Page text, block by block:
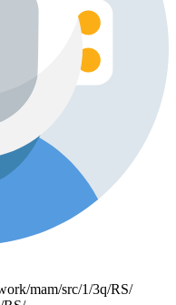
mam/src/1/3q/RS/